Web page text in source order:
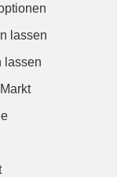
lassen
lassen